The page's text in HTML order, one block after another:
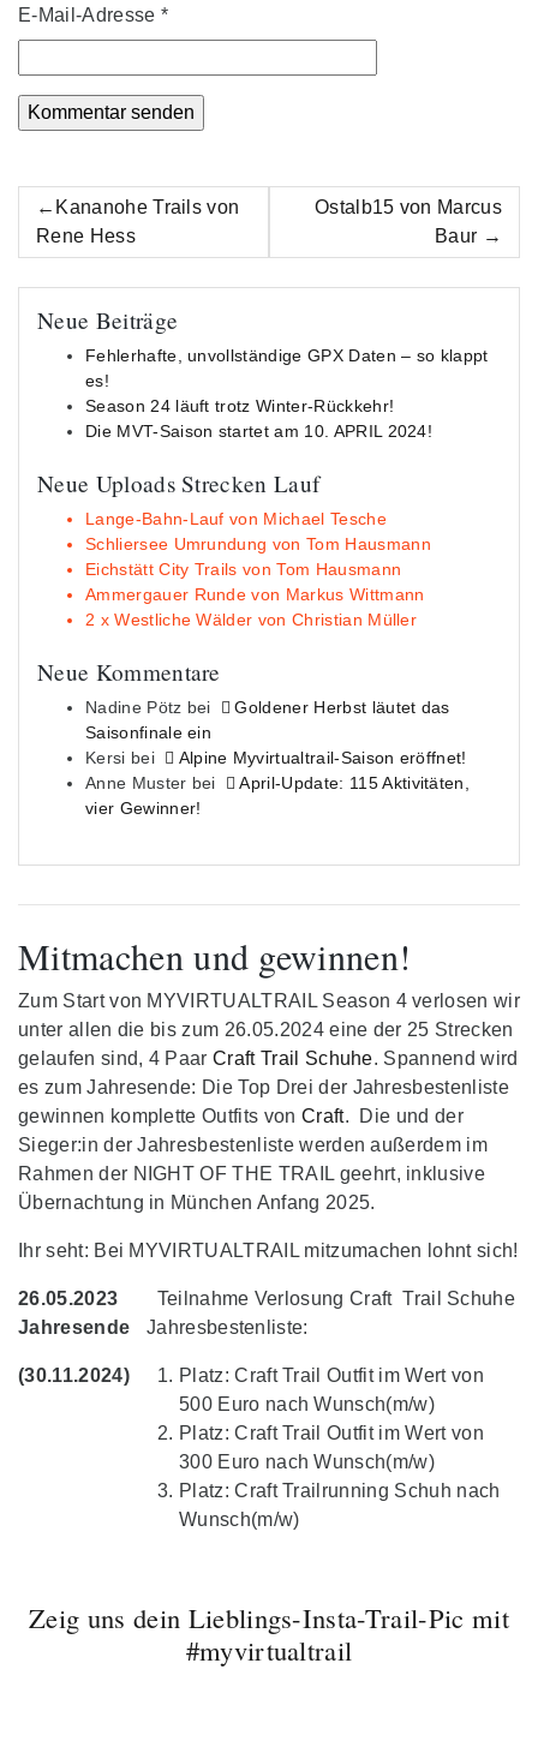
E-Mail-Adresse *
Beitrags-
Navigation
Kananohe Trails von
Rene Hess
Ostalb15 von Marcus
Baur
Neue Beiträge
Fehlerhafte, unvollständige GPX Daten – so klappt
es!
Season 24 läuft trotz Winter-Rückkehr!
Die MVT-Saison startet am 10. APRIL 2024!
Neue Uploads Strecken Lauf
Lange-Bahn-Lauf von Michael Tesche
Schliersee Umrundung von Tom Hausmann
Eichstätt City Trails von Tom Hausmann
Ammergauer Runde von Markus Wittmann
2 x Westliche Wälder von Christian Müller
Neue Kommentare
Nadine Pötz bei
Goldener Herbst läutet das
Saisonfinale ein
Kersi bei
Alpine Myvirtualtrail-Saison eröffnet!
Anne Muster bei
April-Update: 115 Aktivitäten,
vier Gewinner!
Mitmachen und gewinnen!
Zum Start von MYVIRTUALTRAIL Season 4 verlosen wir
unter allen die bis zum 26.05.2024 eine der 25 Strecken
gelaufen sind, 4 PaarCraft Trail Schuhe. Spannend wird
es zum Jahresende: Die Top Drei der Jahresbestenliste
gewinnen komplette Outfits von Craft. Die und der
Sieger:in der Jahresbestenliste werden außerdem im
Rahmen der NIGHT OF THE TRAIL geehrt, inklusive
Übernachtung in München Anfang 2025.
Ihr seht: Bei MYVIRTUALTRAIL mitzumachen lohnt sich!
26.05.2023
Teilnahme Verlosung Craft Trail Schuhe
Jahresende
(30.11.2024)
Jahresbestenliste:
Platz: Craft Trail Outfit im Wert von
500 Euro nach Wunsch(m/w)
Platz: Craft Trail Outfit im Wert von
300 Euro nach Wunsch(m/w)
Platz: Craft Trailrunning Schuh nach
Wunsch(m/w)
Zeig uns dein Lieblings-Insta-Trail-Pic mit
#myvirtualtrail